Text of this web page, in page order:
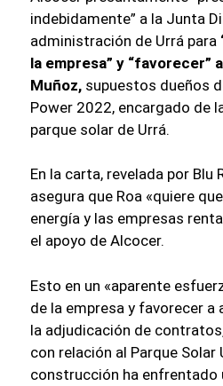
indebidamente” a la Junta
administración de Urrá para
la empresa” y “favorecer”
Muñoz, supuestos dueños
Power 2022, encargado de
parque solar de Urrá.
En la carta, revelada por Blu
asegura que Roa «quiere
energía y las empresas
el apoyo de Alcocer.
Esto en un «aparente
de la empresa y favorecer a
la adjudicación de
con relación al Parque Solar
construcción ha enfrentado